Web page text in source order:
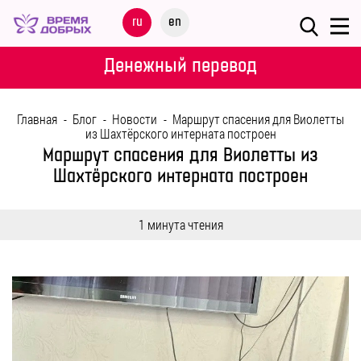
ru en
Меню
НАШИ
ДЕТИ
МЕРОПРИЯТИЯ
ПОМОЩЬ
Денежный перевод
Главная - Блог - Новости - Маршрут спасения для Виолетты
из Шахтёрского интерната построен
Маршрут спасения для Виолетты из
Шахтёрского интерната построен
1 минута чтения